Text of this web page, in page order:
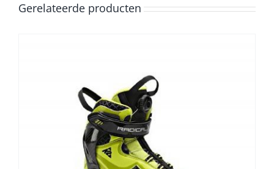
Gerelateerde producten